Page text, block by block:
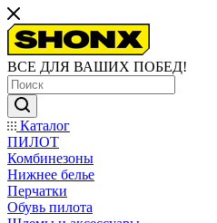
ВСЕ ДЛЯ ВАШИХ ПОБЕД!
Каталог
ПИЛОТ
Комбинезоны
Нижнее белье
Перчатки
Обувь пилота